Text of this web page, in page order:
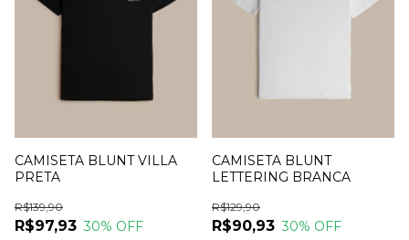
CAMISETA BLUNT VILLA
PRETA
R$97,93
R$139,90
30% OFF
CAMISETA BLUNT
LETTERING BRANCA
R$90,93
R$129,90
30% OFF